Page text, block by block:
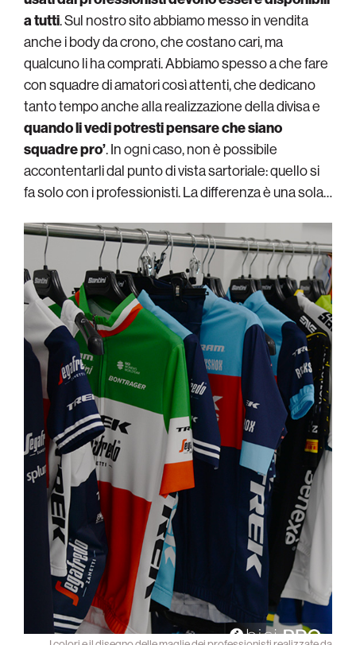
a tutti. Sul nostro sito abbiamo messo in vendita
anche i body da crono, che costano cari, ma
qualcuno li ha comprati. Abbiamo spesso a che fare
con squadre di amatori così attenti, che dedicano
tanto tempo anche alla realizzazione della divisa e
quando li vedi potresti pensare che siano
squadre pro’. In ogni caso, non è possibile
accontentarli dal punto di vista sartoriale: quello si
fa solo con i professionisti. La differenza è una sola…